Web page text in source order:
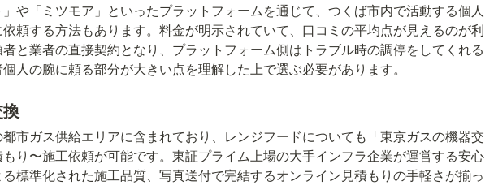
」や「ミツモア」といったプラットフォームを通じて、つくば市内で活動する個人
頼する方法もあります。料金が明示されていて、口コミの平均点が見えるのが利
と業者の直接契約となり、プラットフォーム側はトラブル時の調停をしてくれる
人の腕に頼る部分が大きい点を理解した上で選ぶ必要があります。
市ガス供給エリアに含まれており、レンジフードについても「東京ガスの機器交
り〜施工依頼が可能です。東証プライム上場の大手インフラ企業が運営する安心
標準化された施工品質、写真送付で完結するオンライン見積もりの手軽さが揃っ